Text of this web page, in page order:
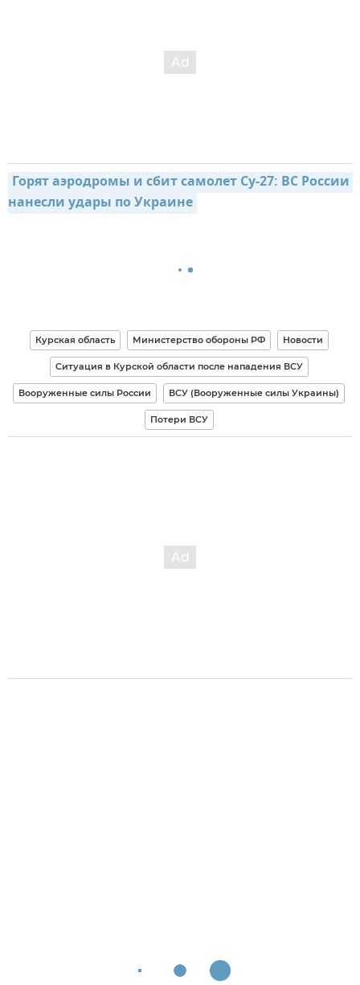
Горят аэродромы и сбит самолет Су-27: ВС России
нанесли удары по Украине
Курская область Министерство обороны РФ Новости
Ситуация в Курской области после нападения ВСУ
Вооруженные силы России ВСУ (Вооруженные силы Украины)
Потери ВСУ